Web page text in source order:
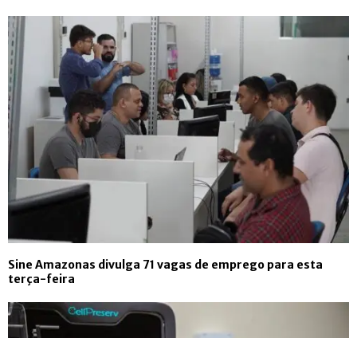
Sine Amazonas divulga 71 vagas de emprego para esta
terça-feira